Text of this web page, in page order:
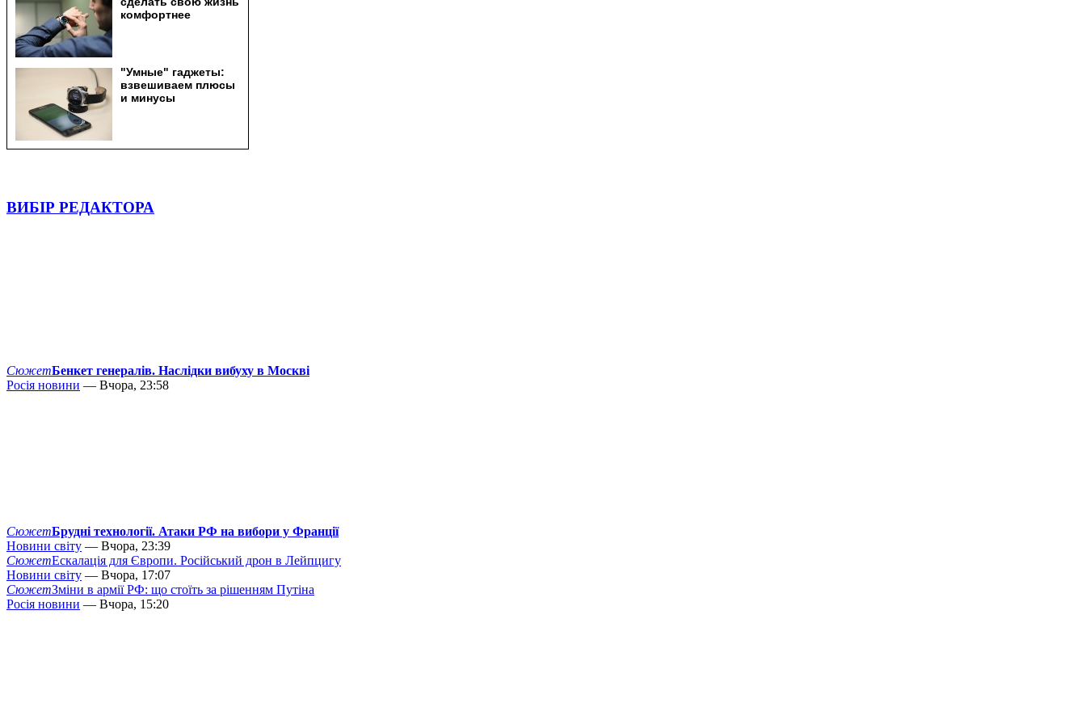
ВИБІР РЕДАКТОРА
СюжетБенкет генералів. Наслідки вибуху в Москві
Росія новини — Вчора, 23:58
СюжетБрудні технології. Атаки РФ на вибори у Франції
Новини світу — Вчора, 23:39
СюжетЕскалація для Європи. Російський дрон в Лейпцигу
Новини світу — Вчора, 17:07
СюжетЗміни в армії РФ: що стоїть за рішенням Путіна
Росія новини — Вчора, 15:20